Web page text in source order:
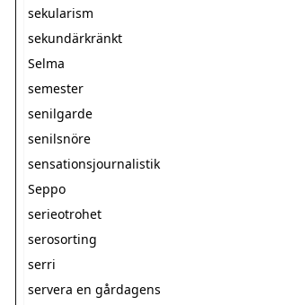
sekularism
sekundärkränkt
Selma
semester
senilgarde
senilsnöre
sensationsjournalistik
Seppo
serieotrohet
serosorting
serri
servera en gårdagens